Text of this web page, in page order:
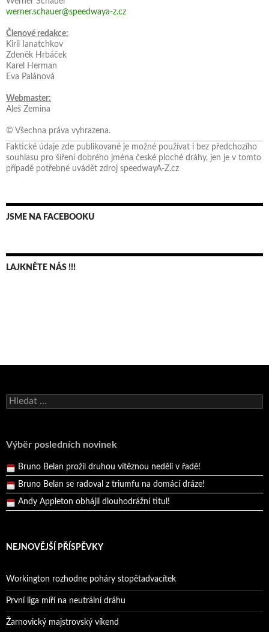
werner.schauer@speedwaya-z.cz
Členové redakce:
Kiril Ianatchkov
Zdeněk Hrbáček
Karel Herman
Eva Palánová
Webmaster:
Aleš Zemina
© Všechna práva vyhrazena.
Faktické údaje zde publikované je možné používat i bez předchozího
souhlasu pro šíření dobrého jména české ploché dráhy, jen je v tomto
případě potřebné uvádět zdroj speedwayA-Z.cz
JSME NA FACEBOOKU
LAJKNĚTE NÁS !!!
Vyhledávání
Výběr posledních novinek
Andy Appleton obhájil dlouhodrážní titul!
Pražský přebor neskrblil překvapeními!
Bruno Belan se radoval z triumfu na domácí dráze!
Andy Appleton obhájil dlouhodrážní titul!
Reprezentační dvojice brala český titul!
NEJNOVĚJŠÍ PŘÍSPĚVKY
Workington rozhodne poháry stopětadvacítek
První liga míří na neutrální dráhu
Žarnovický majstrovský víkend